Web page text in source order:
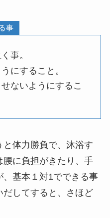
事
事。
にすること。
ないようにするこ
体力勝負で、沐浴す
腰に負担がきたり、手
基本１対1でできる事
してすると、さほど